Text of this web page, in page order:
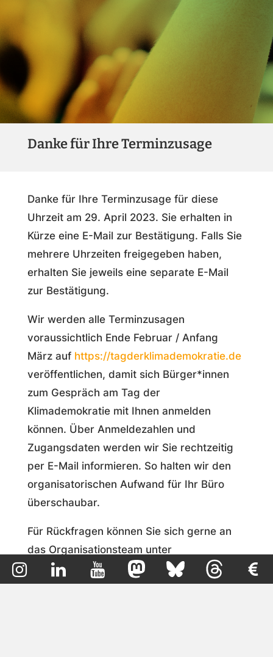
Danke für Ihre Terminzusage
Danke für Ihre Terminzusage für diese
Uhrzeit am 29. April 2023. Sie erhalten in
Kürze eine E-Mail zur Bestätigung. Falls Sie
mehrere Uhrzeiten freigegeben haben,
erhalten Sie jeweils eine separate E-Mail
zur Bestätigung.
Wir werden alle Terminzusagen
voraussichtlich Ende Februar / Anfang
März auf https://tagderklimademokratie.de
veröffentlichen, damit sich Bürger*innen
zum Gespräch am Tag der
Klimademokratie mit Ihnen anmelden
können. Über Anmeldezahlen und
Zugangsdaten werden wir Sie rechtzeitig
per E-Mail informieren. So halten wir den
organisatorischen Aufwand für Ihr Büro
überschaubar.
Für Rückfragen können Sie sich gerne an
das Organisationsteam unter
dialog@tagderklimademokratie.de
wenden.